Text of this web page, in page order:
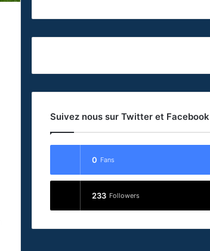
Suivez nous sur Twitter et Facebook
0 Fans
233 Followers